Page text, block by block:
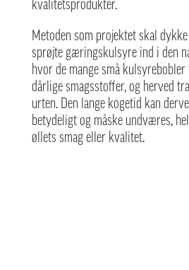
kvalitetsprodukter.
Metoden som projektet skal
sprøjte gæringskulsyre ind i den
hvor de mange små
dårlige smagsstoffer, og herved
urten. Den lange kogetid kan
betydeligt og måske undværes,
øllets smag eller kvalitet.